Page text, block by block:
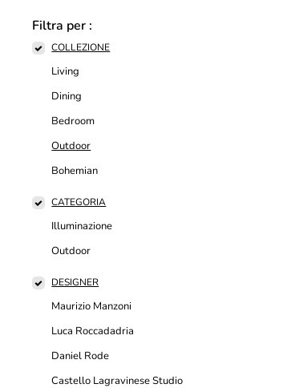
Filtra per :
COLLEZIONE
Living
Dining
Bedroom
Outdoor
Bohemian
CATEGORIA
Illuminazione
Outdoor
DESIGNER
Maurizio Manzoni
Luca Roccadadria
Daniel Rode
Castello Lagravinese Studio